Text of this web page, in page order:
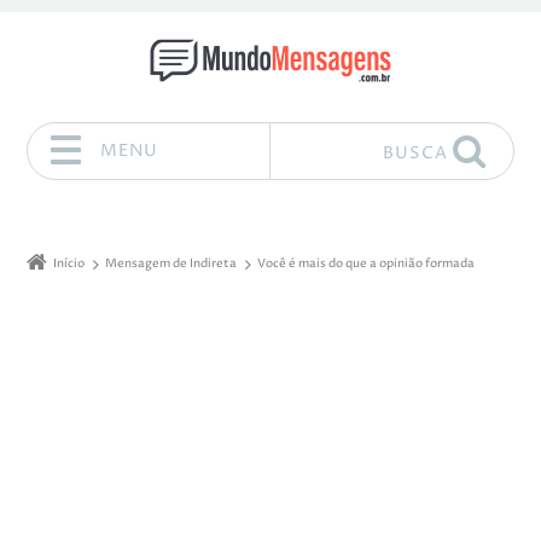
MENU BUSCA
Início Mensagem de Indireta Você é mais do que a opinião formada